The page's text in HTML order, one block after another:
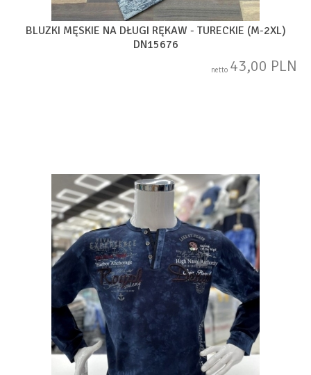
BLUZKI MĘSKIE NA DŁUGI RĘKAW - TURECKIE (M-2XL)
DN15676
netto 43,00 PLN